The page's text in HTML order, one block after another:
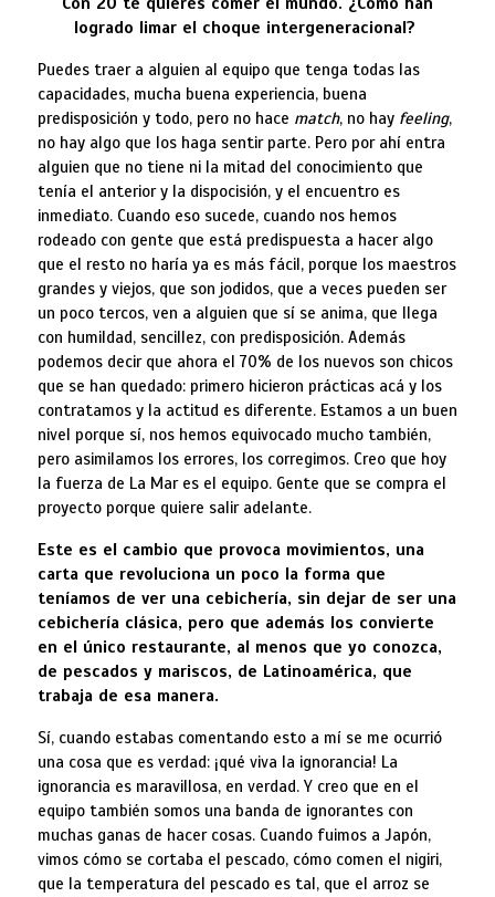
logrado limar el choque intergeneracional?
Puedes traer a alguien al equipo que tenga todas las
capacidades, mucha buena experiencia, buena
predisposición y todo, pero no hace match, no hay feeling,
no hay algo que los haga sentir parte. Pero por ahí entra
alguien que no tiene ni la mitad del conocimiento que
tenía el anterior y la dispocisión, y el encuentro es
inmediato. Cuando eso sucede, cuando nos hemos
rodeado con gente que está predispuesta a hacer algo
que el resto no haría ya es más fácil, porque los maestros
grandes y viejos, que son jodidos, que a veces pueden ser
un poco tercos, ven a alguien que sí se anima, que llega
con humildad, sencillez, con predisposición. Además
podemos decir que ahora el 70% de los nuevos son chicos
que se han quedado: primero hicieron prácticas acá y los
contratamos y la actitud es diferente. Estamos a un buen
nivel porque sí, nos hemos equivocado mucho también,
pero asimilamos los errores, los corregimos. Creo que hoy
la fuerza de La Mar es el equipo. Gente que se compra el
proyecto porque quiere salir adelante.
Este es el cambio que provoca movimientos, una
carta que revoluciona un poco la forma que
teníamos de ver una cebichería, sin dejar de ser una
cebichería clásica, pero que además los convierte
en el único restaurante, al menos que yo conozca,
de pescados y mariscos, de Latinoamérica, que
trabaja de esa manera.
Sí, cuando estabas comentando esto a mí se me ocurrió
una cosa que es verdad: ¡qué viva la ignorancia! La
ignorancia es maravillosa, en verdad. Y creo que en el
equipo también somos una banda de ignorantes con
muchas ganas de hacer cosas. Cuando fuimos a Japón,
vimos cómo se cortaba el pescado, cómo comen el nigiri,
que la temperatura del pescado es tal, que el arroz se